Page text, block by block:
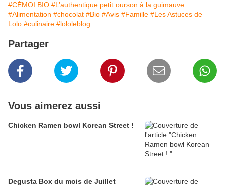
#CÉMOI BIO #L’authentique petit ourson à la guimauve
#Alimentation #chocolat #Bio #Avis #Famille #Les Astuces de
Lolo #culinaire #lololeblog
Partager
Vous aimerez aussi
Chicken Ramen bowl Korean Street !
Degusta Box du mois de Juillet